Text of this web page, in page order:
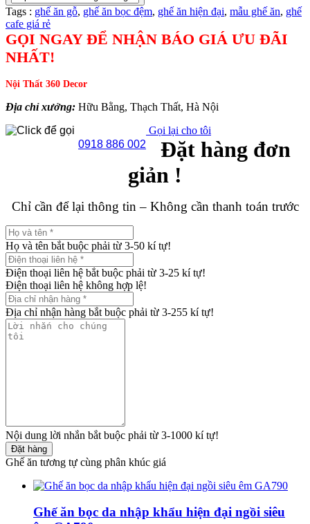
Tags : ghế ăn gỗ, ghế ăn bọc đệm, ghế ăn hiện đại, mẫu ghế ăn, ghế
cafe giá rẻ
GỌI NGAY ĐỂ NHẬN BÁO GIÁ ƯU ĐÃI
NHẤT!
Nội Thất 360 Decor
Địa chỉ xưởng: Hữu Bằng, Thạch Thất, Hà Nội
0918 886 002
Gọi lại cho tôi
Đặt hàng đơn
giản !
Chỉ cần để lại thông tin – Không cần thanh toán trước
Họ và tên bắt buộc phải từ 3-50 kí tự!
Điện thoại liên hệ bắt buộc phải từ 3-25 kí tự!
Điện thoại liên hệ không hợp lệ!
Địa chỉ nhận hàng bắt buộc phải từ 3-255 kí tự!
Nội dung lời nhắn bắt buộc phải từ 3-1000 kí tự!
Đặt hàng
Ghế ăn tương tự cùng phân khúc giá
Ghế ăn bọc da nhập khẩu hiện đại ngồi siêu